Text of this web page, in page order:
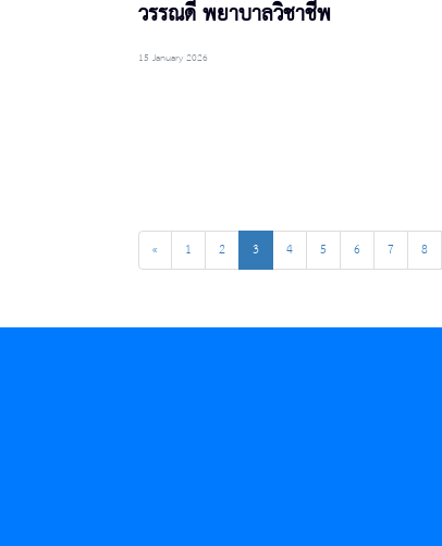
วรรณดี พยาบาลวิชาชีพ
15 January 2026
« 1 2 3 4 5 6 7 8